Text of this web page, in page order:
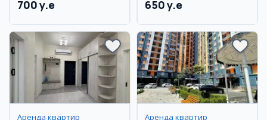
700 y.e 650 y.e
Аренда квартир Аренда квартир